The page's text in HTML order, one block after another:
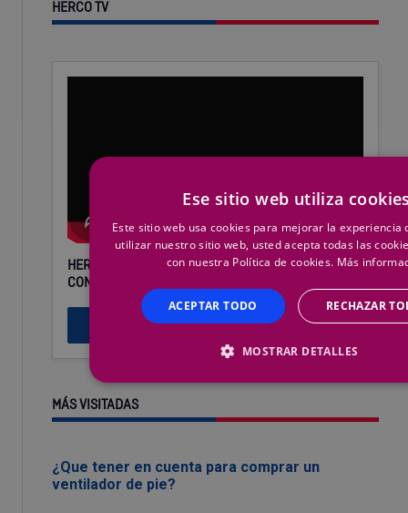
HERCO TV
HERCO TV, SUMINISTROS INDUSTRIALES CON
CONTENIDOS AUDIOVISUALES
Visitar HERCO TV
MÁS VISITADAS
¿Que tener en cuenta para comprar un
ventilador de pie?
Ese sitio web utiliza
Este sitio web usa cookies para mejorar la experiencia
utilizar nuestro sitio web, usted acepta todas las
con nuestra Política de cookies. Más
ACEPTAR TODO RECHAZAR
MOSTRAR DETALLES